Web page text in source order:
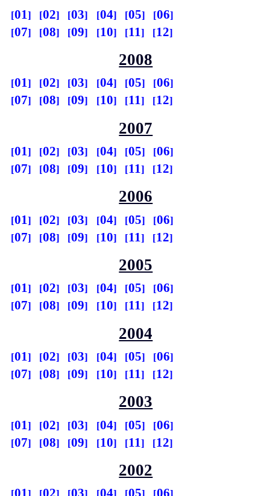
01 02 03 04 05
06
07
08 09 10 11 12
2008
01 02 03 04 05
06
07
08 09 10 11 12
2007
01 02 03 04 05
06
07
08 09 10 11 12
2006
01 02 03 04 05
06
07
08 09 10 11 12
2005
01 02 03 04 05
06
07
08 09 10 11 12
2004
01 02 03 04 05
06
07
08 09 10 11 12
2003
01 02 03 04 05
06
07
08 09 10 11 12
2002